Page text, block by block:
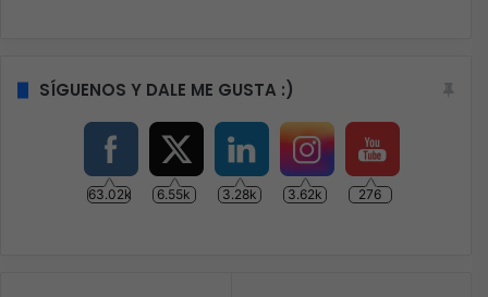
SÍGUENOS Y DALE ME GUSTA :)
63.02k 6.55k 3.28k 3.62k 276